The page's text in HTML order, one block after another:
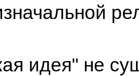
идея" не